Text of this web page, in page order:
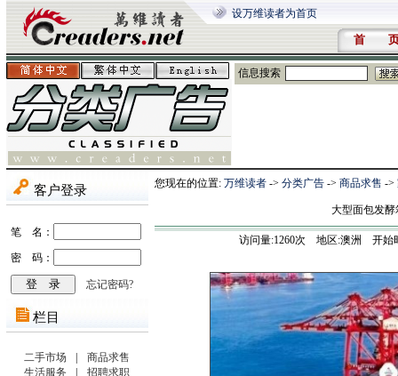
设万维读者为首页
首
信息搜索
您现在的位置: 万维读者 -> 分类广告 -> 商品求售 ->
大型面包发
访问量:1260次 地区:澳洲 开始时